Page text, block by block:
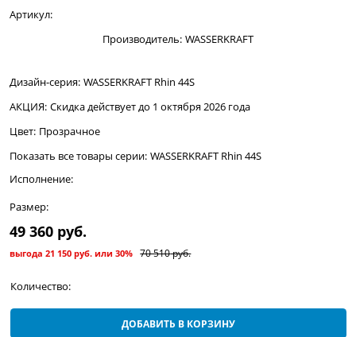
Артикул:
Производитель: WASSERKRAFT
Дизайн-серия: WASSERKRAFT Rhin 44S
АКЦИЯ: Скидка действует до 1 октября 2026 года
Цвет: Прозрачное
Показать все товары серии: WASSERKRAFT Rhin 44S
Исполнение:
Размер:
70 510 руб.
49 360 руб.
выгода 21 150 руб. или 30%
Количество:
ДОБАВИТЬ В КОРЗИНУ